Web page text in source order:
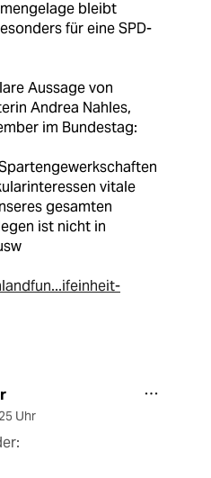
bleibt
für eine SPD-
Aussage von
Andrea Nahles,
im Bundestag:
vitale
gesamten
ist nicht in
Uhr